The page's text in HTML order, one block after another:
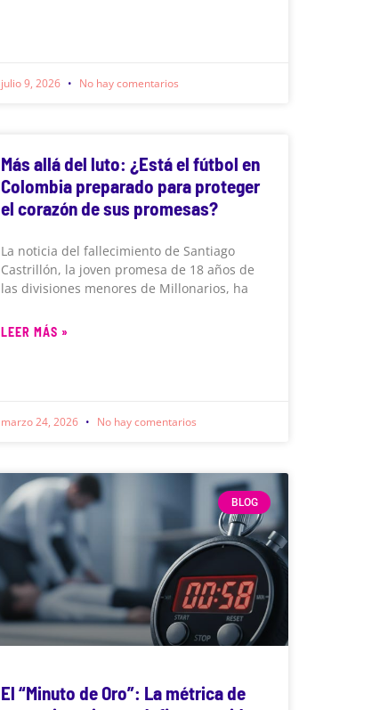
julio 9, 2026 No hay comentarios
Más allá del luto: ¿Está el fútbol en
Colombia preparado para proteger
el corazón de sus promesas?
La noticia del fallecimiento de Santiago
Castrillón, la joven promesa de 18 años de
las divisiones menores de Millonarios, ha
LEER MÁS »
marzo 24, 2026 No hay comentarios
BLOG
El “Minuto de Oro”: La métrica de